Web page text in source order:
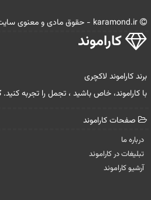
كاراموند
برند کاراموند لاکچری
با کاراموند، خاص باشید ، تجمل را تجربه کنید.
صفحات كاراموند
درباره ما
تبلیغات در كاراموند
آرشیو كاراموند